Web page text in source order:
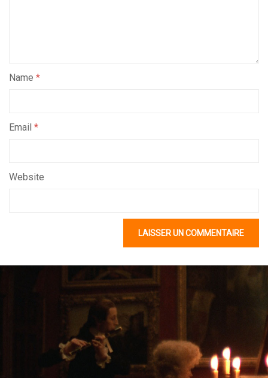
Name *
Email *
Website